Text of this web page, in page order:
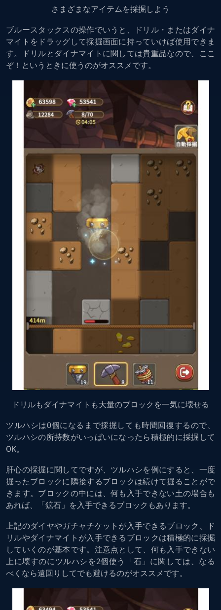
さまざまなアイテムを採掘しよう
ブルースタックスの操作でいうと、ドリル・またはダイナ
マイトをドラッグして採掘画面に持っていけば使用できま
す。ドリルとダイナマイトに関しては貴重品なので、ここ
ぞ！というときに使うのがオススメです。
ドリルもダイナマイトも大量のブロックを一気に壊せる
ツルハシは0個になるまで採掘しても時間回復するので、
ツルハシの所持数がいっぱいになったら積極的に採掘して
OK。
肝心の採掘に関してですが、ツルハシを例にすると、一度
掘ったブロックに隣接するブロックは続けて掘ることがで
きます。ブロックの中には、何も入手できない土の場合も
あれば、「鉱石」を入手できるブロックもあります。
上記のダイヤやガチャチケットが入手できるブロック、ド
リルやダイナマイトが入手できるブロックは積極的に採掘
していくのが基本です。注意点として、何も入手できない
上に壊すのにツルハシを2個使う「石」に関しては、なる
べくなら遠回りしてでも避けるのがオススメです。